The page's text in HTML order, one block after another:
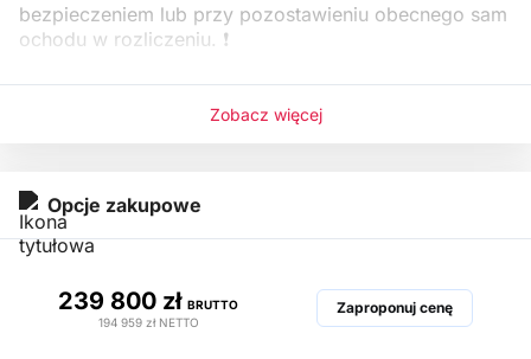
bezpieczeniem lub przy pozostawieniu obecnego sam
ochodu w rozliczeniu. ❗️
Zobacz więcej
Opcje zakupowe
239 800 zł BRUTTO
194 959 zł NETTO
Zaproponuj cenę